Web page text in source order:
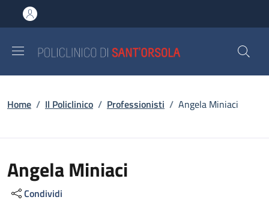
al contenuto principale
to footer content
Briciole di pane
Home / Il Policlinico / Professionisti / Angela Miniaci
Angela Miniaci
Condividi